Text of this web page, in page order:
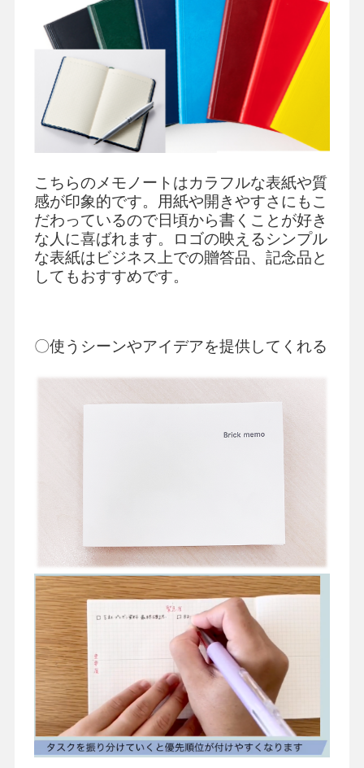
こちらのメモノートはカラフルな表紙や質
感が印象的です。用紙や開きやすさにもこ
だわっているので日頃から書くことが好き
な人に喜ばれます。ロゴの映えるシンプル
な表紙はビジネス上での贈答品、記念品と
してもおすすめです。
〇使うシーンやアイデアを提供してくれる